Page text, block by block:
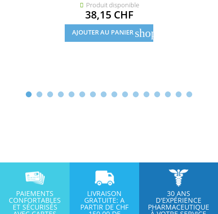
 Produit disponible
Prix
38,15 CHF
AJOUTER AU PANIER shopping_cart
PAIEMENTS
CONFORTABLES
ET SÉCURISÉS
LIVRAISON
GRATUITE: A
PARTIR DE CHF
30 ANS
D'EXPÉRIENCE
PHARMACEUTIQUE